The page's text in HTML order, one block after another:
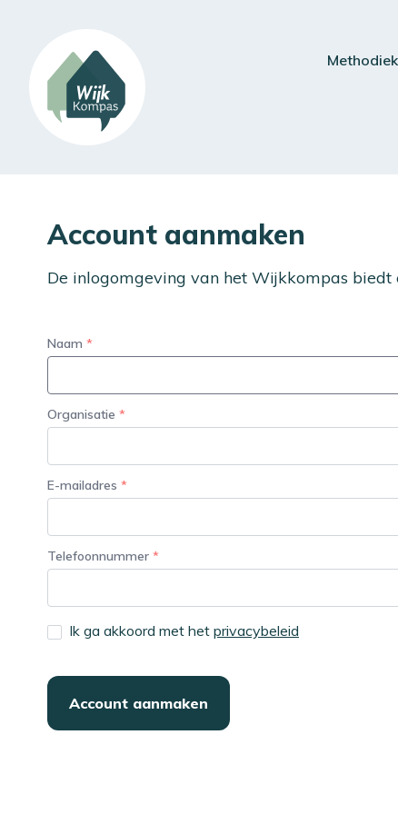
Methodiek
Account aanmaken
De inlogomgeving van het Wijkkompas
Naam *
Organisatie *
E-mailadres *
Telefoonnummer *
Ik ga akkoord met het privacybeleid
Account aanmaken